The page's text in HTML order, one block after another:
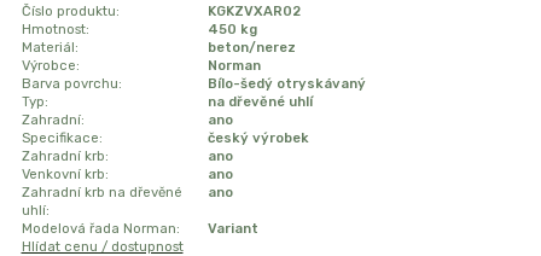
Číslo produktu:
KGKZVXAR02
Hmotnost:
450 kg
Materiál:
beton/nerez
Výrobce:
Norman
Barva povrchu:
Bílo-šedý otryskávaný
Typ:
na dřevěné uhlí
Zahradní:
ano
Specifikace:
český výrobek
Zahradní krb:
ano
Venkovní krb:
ano
Zahradní krb na dřevěné
uhlí:
ano
Modelová řada Norman:
Variant
Hlídat cenu / dostupnost